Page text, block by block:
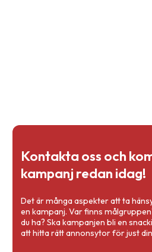
Kontakta oss och
kampanj redan idag!
Det är många aspekter att ta
en kampanj. Var finns
du ha? Ska kampanjen bli en
att hitta rätt annonsytor för just